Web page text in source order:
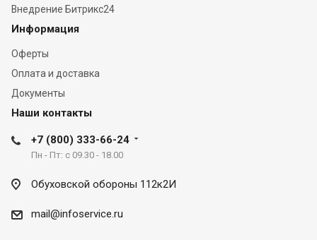
Внедрение Битрикс24
Информация
Оферты
Оплата и доставка
Документы
Наши контакты
+7 (800) 333-66-24
Пн - Пт: с 09.30 - 18.00
Обуховской обороны 112к2И
mail@infoservice.ru